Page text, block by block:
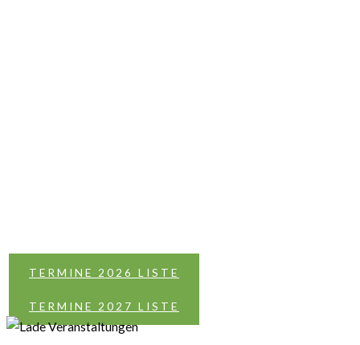
TERMINE 2026 LISTE
TERMINE 2027 LISTE